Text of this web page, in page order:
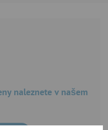
naleznete v našem